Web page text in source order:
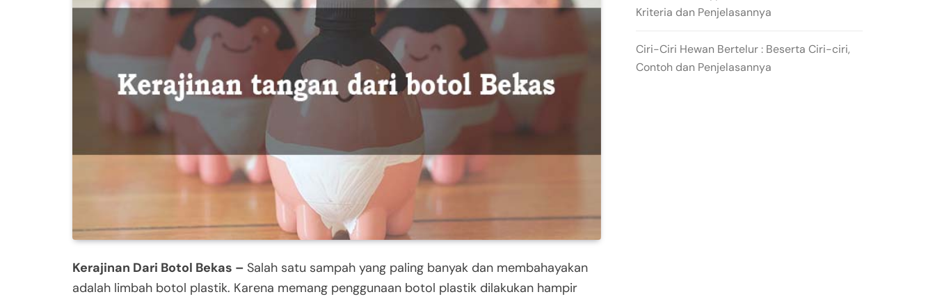
Kerajinan Dari Botol Bekas – Salah satu sampah yang paling banyak dan membahayakan
adalah limbah botol plastik. Karena memang penggunaan botol plastik dilakukan hampir
Kriteria dan Penjelasannya
Ciri-Ciri Hewan Bertelur : Beserta Ciri-ciri,
Contoh dan Penjelasannya